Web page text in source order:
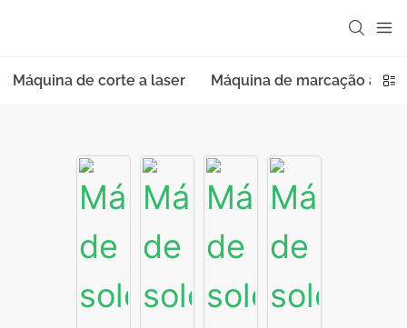
Máquina de corte a laser Máquina de marcação a